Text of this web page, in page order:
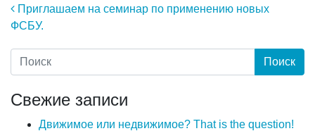
Навигация по записям
Приглашаем на семинар по применению новых
ФСБУ.
Свежие записи
Движимое или недвижимое? That is the question!